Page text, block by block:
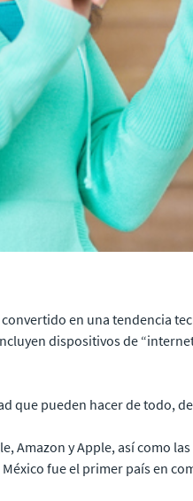
en una tendencia
dispositivos de
que pueden hacer de todo,
Amazon y Apple, así como
fue el primer país en